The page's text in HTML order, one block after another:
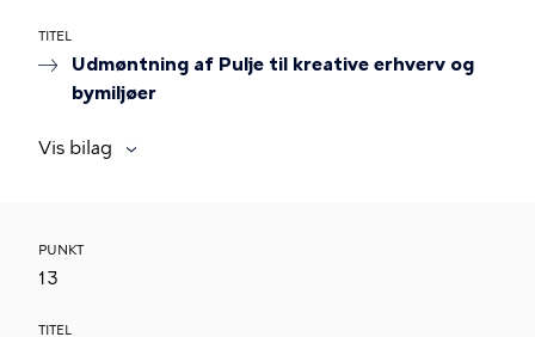
TITEL
Udmøntning af Pulje til kreative erhverv og
bymiljøer
Vis bilag
PUNKT
13
TITEL